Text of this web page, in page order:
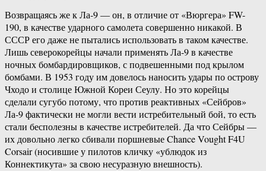
Возвращаясь же к Ла-9 — он, в отличие от «Вюргера» FW-
190, в качестве ударного самолета совершенно никакой. В
СССР его даже не пытались использовать в таком качестве.
Лишь северокорейцы начали применять Ла-9 в качестве
ночных бомбардировщиков, с подвешенными под крылом
бомбами. В 1953 году им довелось наносить удары по острову
Чходо и столице Южной Кореи Сеулу. Но это корейцы
сделали сугубо потому, что против реактивных «Сейбров»
Ла-9 фактически не могли вести истребительный бой, то есть
стали бесполезны в качестве истребителей. Да что Сейбры —
их довольно легко сбивали поршневые Chance Vought F4U
Corsair (носившие у пилотов кличку «ублюдок из
Коннектикута» за свою несуразную внешность).